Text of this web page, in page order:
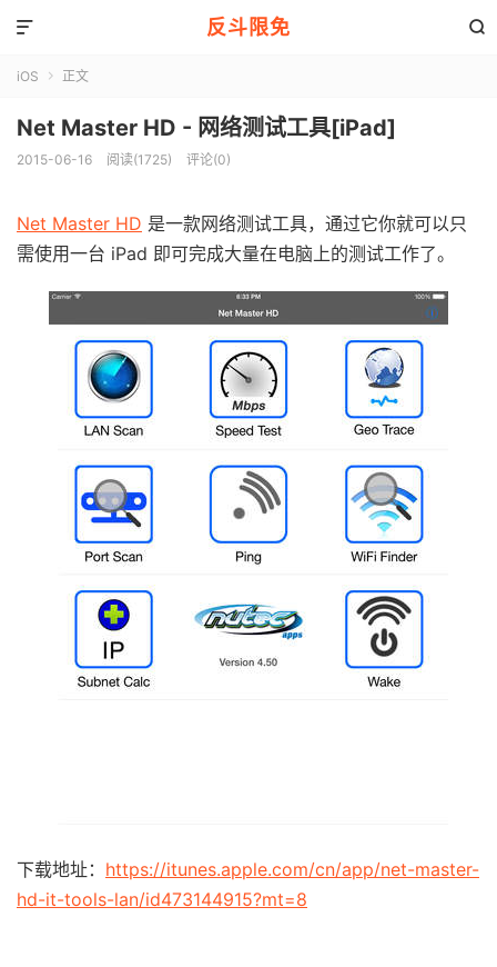
反斗限免 

iOS  正文
Net Master HD - 网络测试工具[iPad]
2015-06-16 阅读(1725) 评论(0)
Net Master HD 是一款网络测试工具，通过它你就可以只
需使用一台 iPad 即可完成大量在电脑上的测试工作了。
下载地址： https://itunes.apple.com/cn/app/net-master-
hd-it-tools-lan/id473144915?mt=8